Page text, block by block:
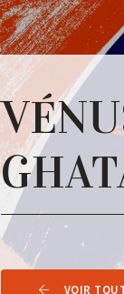
VOIR